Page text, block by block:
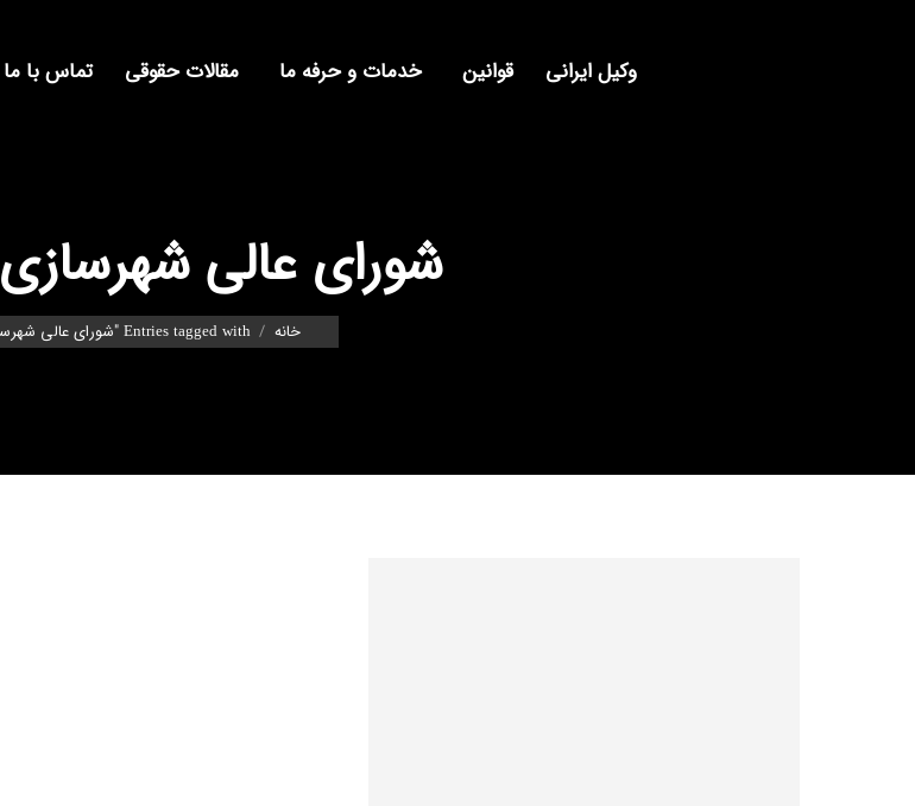
وکیل ایرانی قوانین خدمات و حرفه ما مقالات حقوقی تماس با ما
شورای عالی
You are here:
خانه Entries tagged with "شورای عالی شهرسازی و معماری"